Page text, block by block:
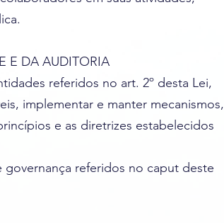
E DA AUDITORIA
referidos no art. 2º desta Lei,
implementar e manter mecanismos,
e as diretrizes estabelecidos
governança referidos no caput deste